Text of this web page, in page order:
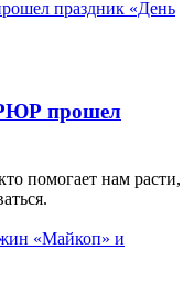
прошел
помогает нам расти,